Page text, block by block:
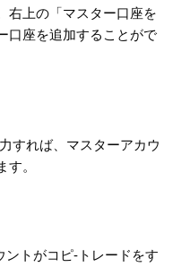
右上の「マスター口座を
口座を追加することがで
すれば、マスターアカウ
。
トがコピ-トレードをす